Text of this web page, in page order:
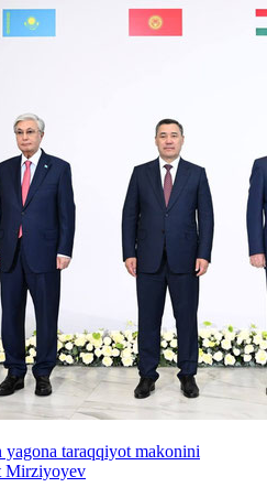
taraqqiyot makonini
Mirziyoyev